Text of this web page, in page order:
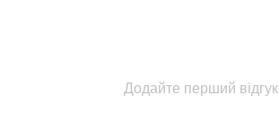
Додайте перший відгук